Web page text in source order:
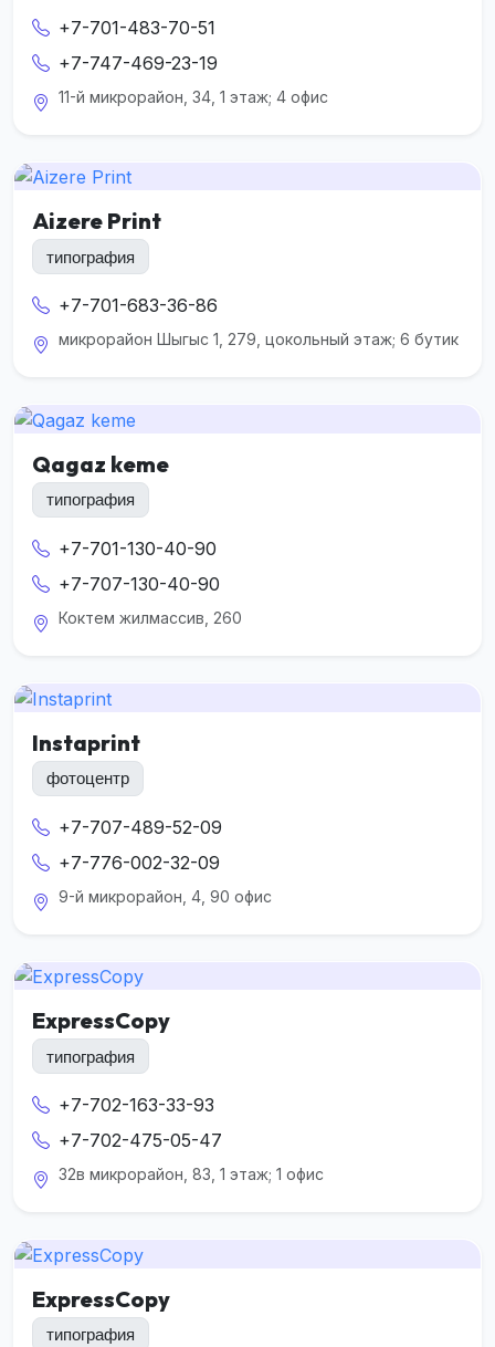
+7-701-483-70-51
+7-747-469-23-19
11-й микрорайон, 34, 1 этаж; 4 офис
Aizere Print
типография
+7-701-683-36-86
микрорайон Шыгыс 1, 279, цокольный этаж; 6 бутик
Qagaz keme
типография
+7-701-130-40-90
+7-707-130-40-90
Коктем жилмассив, 260
Instaprint
фотоцентр
+7-707-489-52-09
+7-776-002-32-09
9-й микрорайон, 4, 90 офис
ExpressCopy
типография
+7-702-163-33-93
+7-702-475-05-47
32в микрорайон, 83, 1 этаж; 1 офис
ExpressCopy
типография